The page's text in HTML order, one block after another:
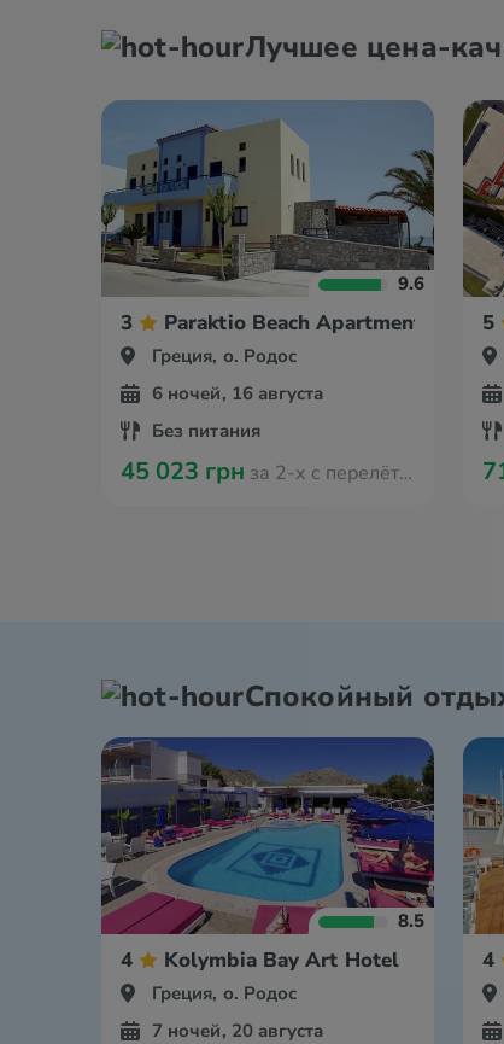
Лучшее цена-
9.6
3 Paraktio Beach Apartments
Греция, о. Родос
6 ночей, 16 августа
Без питания
45 023 грн за 2-х с перелётом из Кракова
5
Спокойный
8.5
4 Kolymbia Bay Art Hotel
Греция, о. Родос
7 ночей, 20 августа
4